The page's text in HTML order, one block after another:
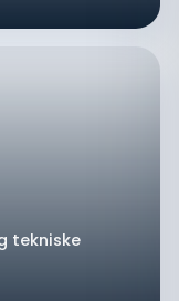
tekniske